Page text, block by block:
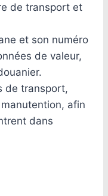
de transport et
et son numéro
de valeur,
de transport,
afin
dans